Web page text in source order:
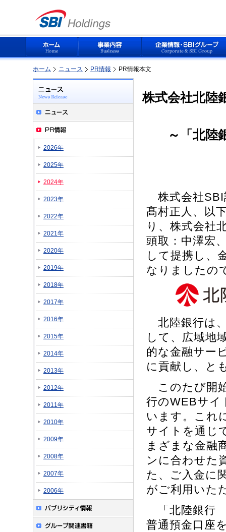
ホーム ニュース PR情報 PR情報本文
株式会社北陸
～「北陸
株式会社SBI
髙村正人、以
り、株式会社
頭取：中澤宏
して提携し、
なりましたの
北陸銀行は
して、広域地
的な金融サー
に貢献し、と
このたび開
行のWEBサイ
います。これ
サイトを通じ
まざまな金融
ンに合わせた
た、ご入金に
がご利用いた
「北陸銀行
普通預金口座
2026年
2025年
2024年
2023年
2022年
2021年
2020年
2019年
2018年
2017年
2016年
2015年
2014年
2013年
2012年
2011年
2010年
2009年
2008年
2007年
2006年